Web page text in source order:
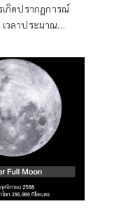
กิดปรากฏการณ์
วลาประมาณ